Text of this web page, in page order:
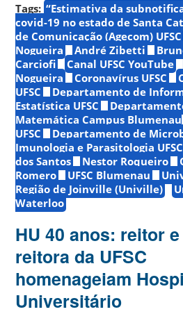
Tags: “Estimativa da
covid-19 no estado de Santa
de Comunicação (Agecom) UFSC
Nogueira
André Zibetti
Carciofi
Canal UFSC YouTube
Nogueira
Coronavírus UFSC
UFSC
Departamento de
Estatística UFSC
Matemática Campus Blumenau
UFSC
Departamento de
Imunologia e Parasitologia UFSC
dos Santos
Nestor Roqueiro
Romero
UFSC Blumenau
Região de Joinville (Univille)
Waterloo
HU 40 anos: reitor
reitora da UFSC
homenageiam
Universitário